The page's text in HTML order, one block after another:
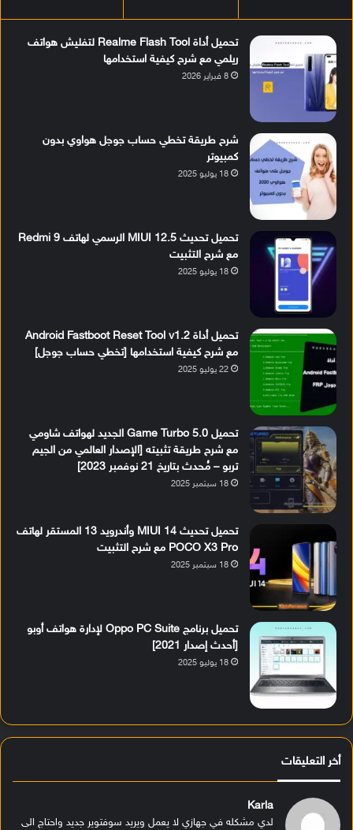
تحميل أداة Realme Flash Tool لتفليش هواتف
ريلمي مع شرح كيفية استخدامها
8 فبراير 2026
شرح طريقة تخطي حساب جوجل هواوي بدون
كمبيوتر
18 يوليو 2025
تحميل تحديث MIUI 12.5 الرسمي لهاتف Redmi 9
مع شرح التثبيت
18 يوليو 2025
تحميل أداة Android Fastboot Reset Tool v1.2
مع شرح كيفية استخدامها [تخطي حساب جوجل]
22 يوليو 2025
تحميل Game Turbo 5.0 الجديد لهواتف شاومي
مع شرح طريقة تثبيته [الإصدار العالمي من الجيم
تربو – مُحدث بتاريخ 21 نوفمبر 2023]
18 سبتمبر 2025
تحميل تحديث MIUI 14 وأندرويد 13 المستقر لهاتف
POCO X3 Pro مع شرح التثبيت
18 سبتمبر 2025
تحميل برنامج Oppo PC Suite لإدارة هواتف أوبو
[أحدث إصدار 2021]
18 يوليو 2025
أخر التعليقات
Karla
لدي مشكله في جهازي لا يعمل ويريد سوفتوير جديد واحتاج الى